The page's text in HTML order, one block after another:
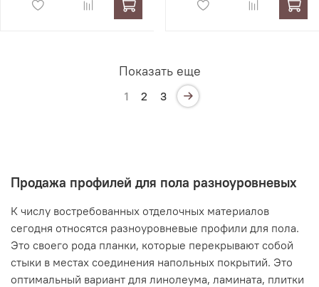
Показать еще
1 2 3
Продажа профилей для пола разноуровневых
К числу востребованных отделочных материалов
сегодня относятся разноуровневые профили для пола.
Это своего рода планки, которые перекрывают собой
стыки в местах соединения напольных покрытий. Это
оптимальный вариант для линолеума, ламината, плитки